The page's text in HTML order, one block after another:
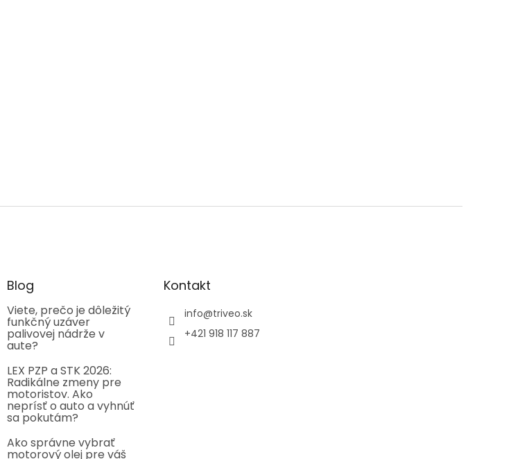
Blog
Viete, prečo je dôležitý
funkčný uzáver
palivovej nádrže v
aute?
LEX PZP a STK 2026:
Radikálne zmeny pre
motoristov. Ako
neprísť o auto a vyhnúť
sa pokutám?
Ako správne vybrať
motorový olej pre váš
Kontakt
info@triveo.sk
+421 918 117 887